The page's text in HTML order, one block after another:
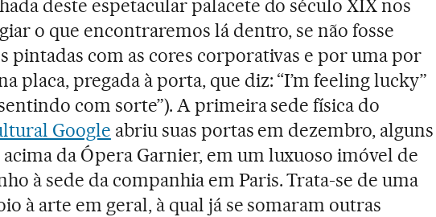
deste espetacular palacete do século XIX nos
o que encontraremos lá dentro, se não fosse
pintadas com as cores corporativas e por uma por
placa, pregada à porta, que diz: “I’m feeling lucky”
com sorte”). A primeira sede física do
Google abriu suas portas em dezembro, alguns
da Ópera Garnier, em um luxuoso imóvel de
à sede da companhia em Paris. Trata-se de uma
à arte em geral, à qual já se somaram outras